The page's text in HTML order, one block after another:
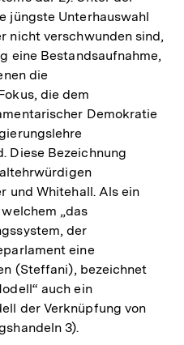
jüngste Unterhauswahl
nicht verschwunden sind,
eine Bestandsaufnahme,
die
die dem
Demokratie
Diese Bezeichnung
und Whitehall. Als ein
„das
der
eine
(Steffani), bezeichnet
auch ein
der Verknüpfung von
3).